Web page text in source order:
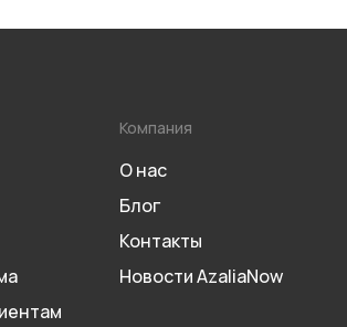
Компания
О нас
Блог
Контакты
Новости AzaliaNow